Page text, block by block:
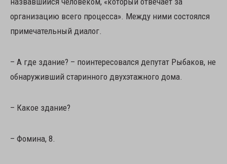
организацию всего процесса». Между ними состоялся
примечательный диалог.
– А где здание? – поинтересовался депутат Рыбаков, не
обнаруживший старинного двухэтажного дома.
– Какое здание?
– Фомина, 8.